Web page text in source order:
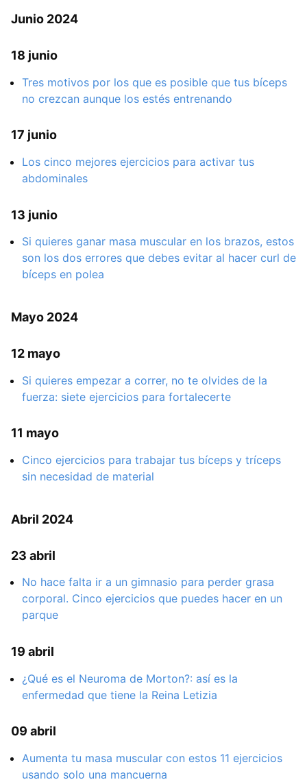
Junio 2024
18 junio
Tres motivos por los que es posible que tus bíceps
no crezcan aunque los estés entrenando
17 junio
Los cinco mejores ejercicios para activar tus
abdominales
13 junio
Si quieres ganar masa muscular en los brazos, estos
son los dos errores que debes evitar al hacer curl de
bíceps en polea
Mayo 2024
12 mayo
Si quieres empezar a correr, no te olvides de la
fuerza: siete ejercicios para fortalecerte
11 mayo
Cinco ejercicios para trabajar tus bíceps y tríceps
sin necesidad de material
Abril 2024
23 abril
No hace falta ir a un gimnasio para perder grasa
corporal. Cinco ejercicios que puedes hacer en un
parque
19 abril
¿Qué es el Neuroma de Morton?: así es la
enfermedad que tiene la Reina Letizia
09 abril
Aumenta tu masa muscular con estos 11 ejercicios
usando solo una mancuerna